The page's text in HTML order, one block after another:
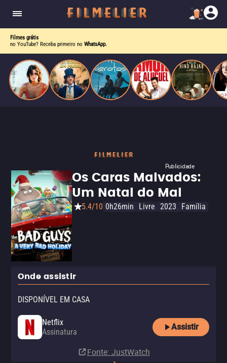
Filmes grátis
no YouTube? Receba primeiro no WhatsApp.
Publicidade
Os Caras Malvados:
Um Natal do Mal
5.4/10 0h26min Livre 2023 Família
Onde assistir
DISPONÍVEL EM CASA
Netflix
Assinatura
Assistir
Fonte: JustWatch
escrevia e a vida real começa a desaparecer.